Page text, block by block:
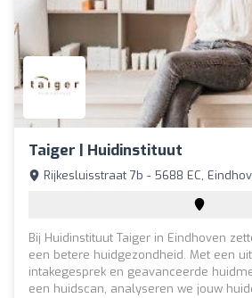
Taiger | Huidinstituut
Rijkesluisstraat 7b - 5688 EC,
Bij Huidinstituut Taiger in Eindhoven
een betere huidgezondheid. Met een
intakegesprek en geavanceerde
een huidscan, analyseren we jouw